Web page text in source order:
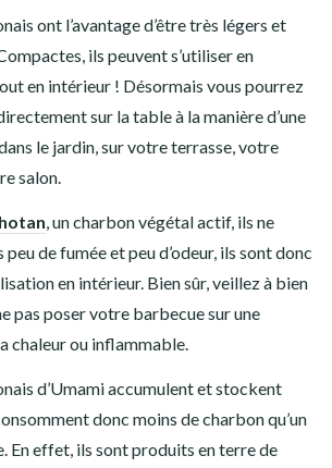
ont l’avantage d’être très légers et
ils peuvent s’utiliser en
en intérieur ! Désormais vous pourrez
sur la table à la manière d’une
le jardin, sur votre terrasse, votre
salon.
, un charbon végétal actif, ils ne
de fumée et peu d’odeur, ils sont donc
en intérieur. Bien sûr, veillez à bien
pas poser votre barbecue sur une
chaleur ou inflammable.
d’Umami accumulent et stockent
donc moins de charbon qu’un
En effet, ils sont produits en terre de